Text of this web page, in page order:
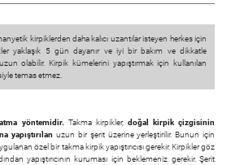
kirpiklerden daha kalıcı uzantılar isteyen herkes için
yaklaşık 5 gün dayanır ve iyi bir bakım ve dikkatle
olabilir. Kirpik kümelerini yapıştırmak için kullanılan
temas etmez.
yöntemidir. Takma kirpikler, doğal kirpik çizgisinin
yapıştırılan uzun bir şerit üzerine yerleştirilir. Bunun için
özel bir takma kirpik yapıştırıcısı gerekir. Kirpikler göz
yapıştırıcının kuruması için beklemeniz gerekir. Şerit